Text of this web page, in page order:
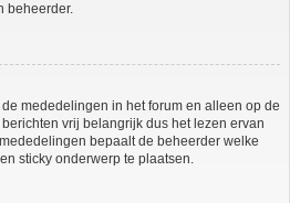
beheerder.
mededelingen in het forum en alleen op de
vrij belangrijk dus het lezen ervan
bepaalt de beheerder welke
sticky onderwerp te plaatsen.